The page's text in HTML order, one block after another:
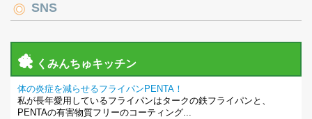
SNS
くみんちゅキッチン
体の炎症を減らせるフライパンPENTA！
私が長年愛用しているフライパンはタークの鉄フライパンと、
PENTAの有害物質フリーのコーティング...